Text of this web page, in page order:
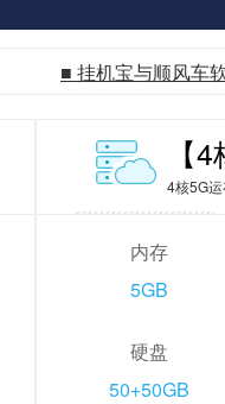
■ 挂机宝与顺风车
【
4核5G
内存
5GB
硬盘
50+50GB